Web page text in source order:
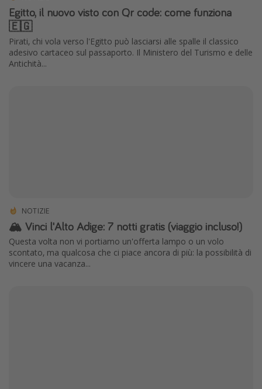
Egitto, il nuovo visto con Qr code: come funziona
🇪🇬
Pirati, chi vola verso l'Egitto può lasciarsi alle spalle il classico
adesivo cartaceo sul passaporto. Il Ministero del Turismo e delle
Antichità...
NOTIZIE
🏔️ Vinci l'Alto Adige: 7 notti gratis (viaggio incluso!)
Questa volta non vi portiamo un'offerta lampo o un volo
scontato, ma qualcosa che ci piace ancora di più: la possibilità di
vincere una vacanza...